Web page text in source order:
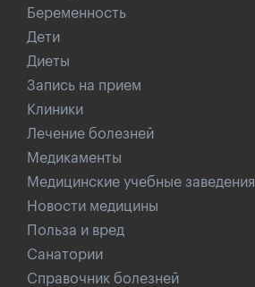
Беременность
Дети
Диеты
Запись на прием
Клиники
Лечение болезней
Медикаменты
Медицинские учебные заведения
Новости медицины
Польза и вред
Санатории
Справочник болезней